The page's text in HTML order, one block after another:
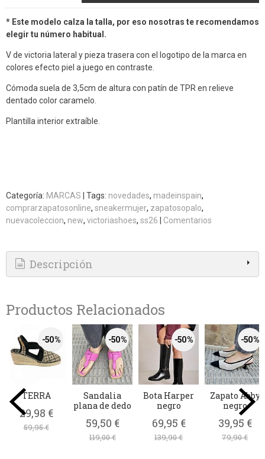
* Este modelo calza la talla, por eso nosotras te recomendamos
elegir tu número habitual.
V de victoria lateral y pieza trasera con el logotipo de la marca en
colores efecto piel a juego en contraste.
Cómoda suela de 3,5cm de altura con patín de TPR en relieve
dentado color caramelo.
Plantilla interior extraíble.
Categoría: MARCAS Tags: novedades madeinspain
comprarzapatosonline sneakermujer zapatosopalo
nuevacoleccion new victoriashoes ss26 Comentarios
Descripción
Productos Relacionados
-50 %
TERRA
29,98 €
59,95 €
-50 %
Sandalia
plana de dedo
59,50 €
119,00 €
-50 %
Bota Harper
negro
69,95 €
139,90 €
-50 %
Zapato Abby
negro
39,95 €
79,90 €